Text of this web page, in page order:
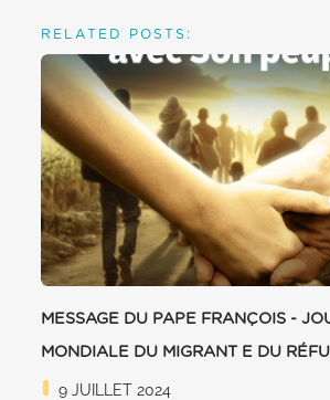
RELATED POSTS:
MESSAGE DU PAPE FRANÇOIS -
MONDIALE DU MIGRANT E DU
9 JUILLET 2024